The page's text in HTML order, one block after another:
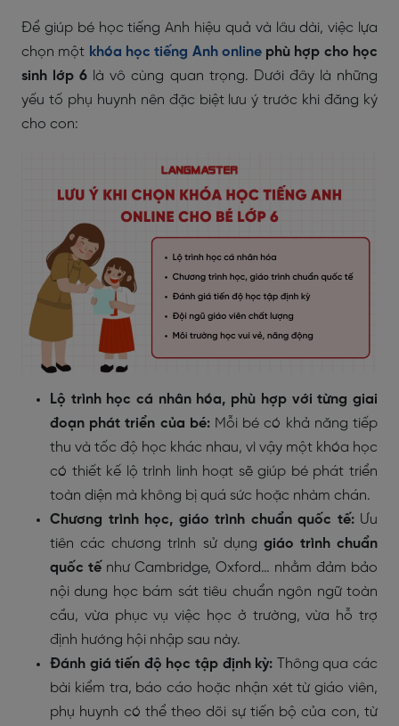
Để giúp bé học tiếng Anh hiệu quả và lâu dài, việc lựa
chọn một khóa học tiếng Anh onlinephù hợp cho học
sinh lớp 6 là vô cùng quan trọng. Dưới đây là những
yếu tố phụ huynh nên đặc biệt lưu ý trước khi đăng ký
cho con:
Lộ trình học cá nhân hóa, phù hợp với từng giai
đoạn phát triển của bé:Mỗi bé có khả năng tiếp
thu và tốc độ học khác nhau, vì vậy một khóa học
có thiết kế lộ trình linh hoạt sẽ giúp bé phát triển
toàn diện mà không bị quá sức hoặc nhàm chán.
Chương trình học, giáo trình chuẩn quốc tế:Ưu
tiên các chương trình sử dụng giáo trình chuẩn
quốc tế như Cambridge, Oxford… nhằm đảm bảo
nội dung học bám sát tiêu chuẩn ngôn ngữ toàn
cầu, vừa phục vụ việc học ở trường, vừa hỗ trợ
định hướng hội nhập sau này.
Đánh giá tiến độ học tập định kỳ: Thông qua các
bài kiểm tra, báo cáo hoặc nhận xét từ giáo viên,
phụ huynh có thể theo dõi sự tiến bộ của con, từ